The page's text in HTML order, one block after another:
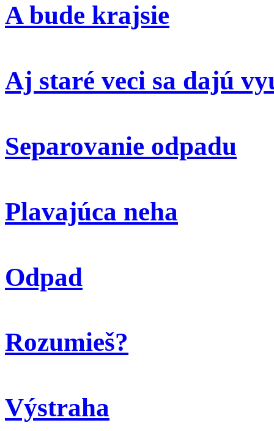
A bude krajsie
Aj staré veci sa dajú
Separovanie odpadu
Plavajúca neha
Odpad
Rozumieš?
Výstraha